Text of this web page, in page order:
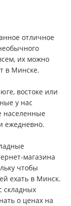
отличное
их можно
в Минске.
востоке или
у нас
населенные
ежедневно.
магазина
чтобы
ехать в Минск.
складных
о ценах на